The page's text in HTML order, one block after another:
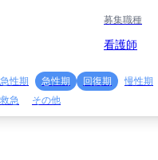
募集職種
看護師
性期 急性期 回復期 慢性期
急
その他